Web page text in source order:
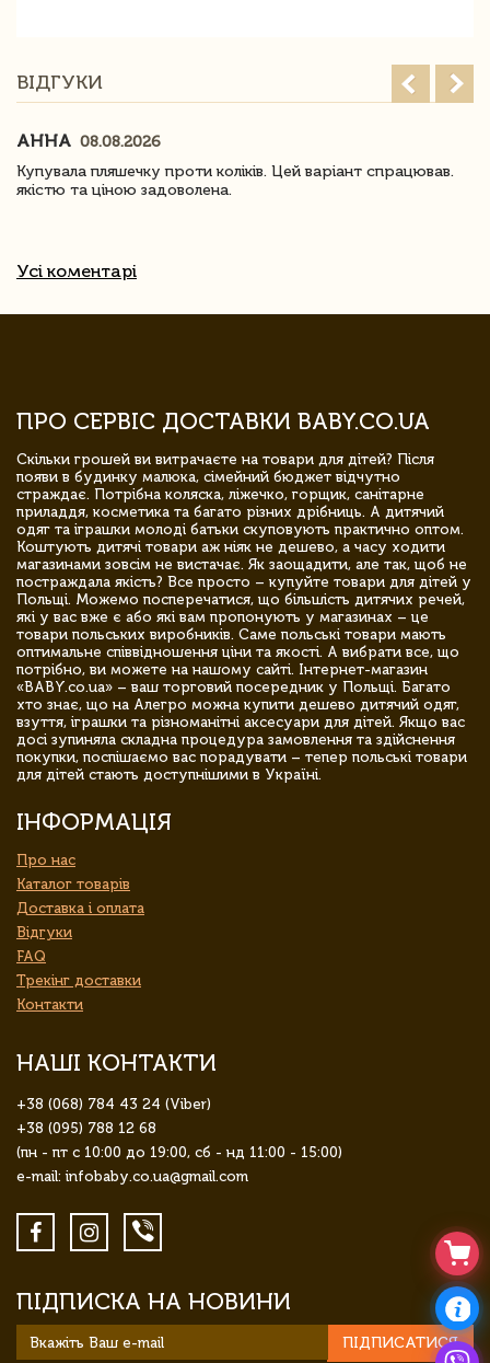
ВІДГУКИ
АННА 08.08.2026
Купувала пляшечку проти коліків. Цей варіант спрацював.
якістю та ціною задоволена.
Усі коментарі
ПРО СЕРВІС ДОСТАВКИ BABY.CO.UA
Скільки грошей ви витрачаєте на товари для дітей? Після
появи в будинку малюка, сімейний бюджет відчутно
страждає. Потрібна коляска, ліжечко, горщик, санітарне
приладдя, косметика та багато різних дрібниць. А дитячий
одяг та іграшки молоді батьки скуповують практично оптом.
Коштують дитячі товари аж ніяк не дешево, а часу ходити
магазинами зовсім не вистачає. Як заощадити, але так, щоб не
постраждала якість? Все просто – купуйте товари для дітей у
Польщі. Можемо посперечатися, що більшість дитячих речей,
які у вас вже є або які вам пропонують у магазинах – це
товари польських виробників. Саме польські товари мають
оптимальне співвідношення ціни та якості. А вибрати все, що
потрібно, ви можете на нашому сайті. Інтернет-магазин
«BABY.co.ua» – ваш торговий посередник у Польщі. Багато
хто знає, що на Алегро можна купити дешево дитячий одяг,
взуття, іграшки та різноманітні аксесуари для дітей. Якщо вас
досі зупиняла складна процедура замовлення та здійснення
покупки, поспішаємо вас порадувати – тепер польські товари
для дітей стають доступнішими в Україні.
ІНФОРМАЦІЯ
Про нас
Каталог товарів
Доставка і оплата
Відгуки
FAQ
Трекінг доставки
Контакти
НАШІ КОНТАКТИ
+38 (068) 784 43 24 (Viber)
+38 (095) 788 12 68
(пн - пт с 10:00 до 19:00, сб - нд 11:00 - 15:00)
e-mail: infobaby.co.ua@gmail.com
ПІДПИСКА НА НОВИНИ
ПІДПИСАТИСЯ